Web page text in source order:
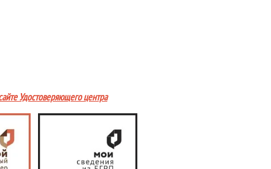
Удостоверяющего центра